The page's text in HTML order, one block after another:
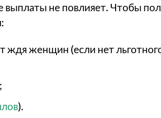
не повлияет. Чтобы
ждя женщин (если нет
).